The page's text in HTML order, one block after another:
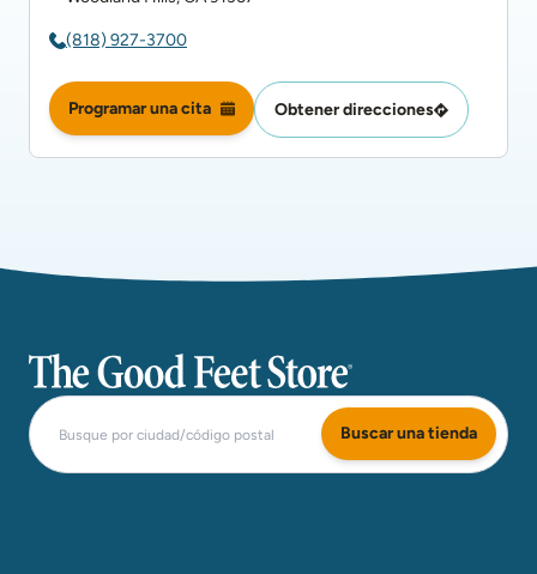
(818) 927-3700
Programar una cita Obtener direcciones
The Good Feet Store
Buscar una tienda